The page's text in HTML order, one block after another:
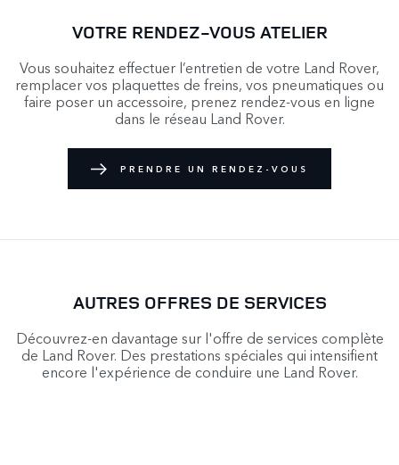
VOTRE RENDEZ-VOUS ATELIER
Vous souhaitez effectuer l’entretien de votre Land Rover,
remplacer vos plaquettes de freins, vos pneumatiques ou
faire poser un accessoire, prenez rendez-vous en ligne
dans le réseau Land Rover.
PRENDRE UN RENDEZ-VOUS
AUTRES OFFRES DE SERVICES
Découvrez-en davantage sur l'offre de services complète
de Land Rover. Des prestations spéciales qui intensifient
encore l'expérience de conduire une Land Rover.